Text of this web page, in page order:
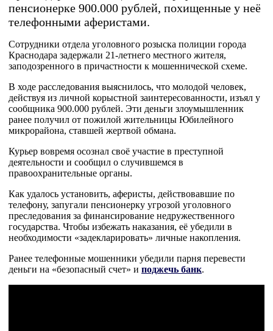
пенсионерке 900.000 рублей, похищенные у неё
телефонными аферистами.
Сотрудники отдела уголовного розыска полиции города
Краснодара задержали 21-летнего местного жителя,
заподозренного в причастности к мошеннической схеме.
В ходе расследования выяснилось, что молодой человек,
действуя из личной корыстной заинтересованности, изъял у
сообщника 900.000 рублей. Эти деньги злоумышленник
ранее получил от пожилой жительницы Юбилейного
микрорайона, ставшей жертвой обмана.
Курьер вовремя осознал своё участие в преступной
деятельности и сообщил о случившемся в
правоохранительные органы.
Как удалось установить, аферисты, действовавшие по
телефону, запугали пенсионерку угрозой уголовного
преследования за финансирование недружественного
государства. Чтобы избежать наказания, её убедили в
необходимости «задекларировать» личные накопления.
Ранее телефонные мошенники убедили парня перевести
деньги на «безопасный счет» и поджечь банк.